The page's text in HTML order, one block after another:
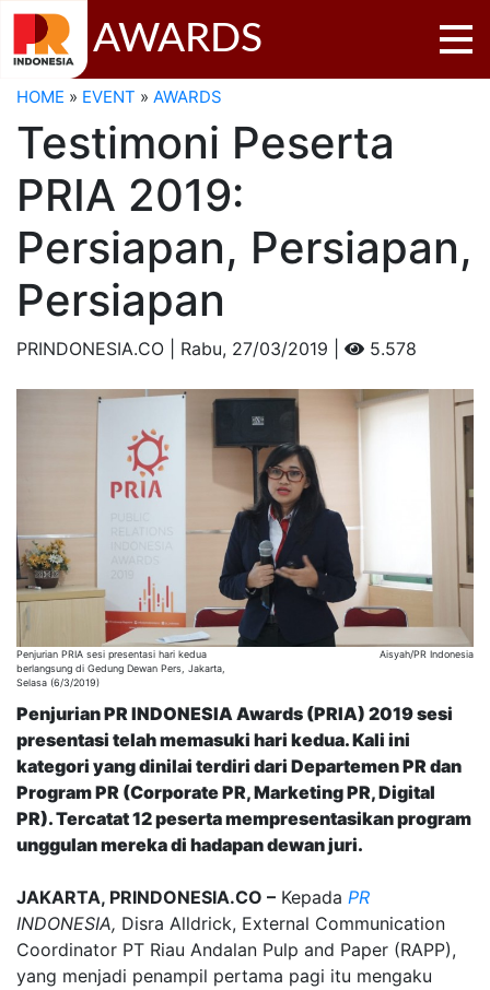
AWARDS
HOME » EVENT » AWARDS
Testimoni Peserta
PRIA 2019:
Persiapan, Persiapan,
Persiapan
PRINDONESIA.CO | Rabu, 27/03/2019 | 5.578
Penjurian PRIA sesi presentasi hari kedua
berlangsung di Gedung Dewan Pers, Jakarta,
Selasa (6/3/2019)
Aisyah/PR Indonesia
Penjurian PR INDONESIA Awards (PRIA) 2019 sesi
presentasi telah memasuki hari kedua. Kali ini
kategori yang dinilai terdiri dari Departemen PR dan
Program PR (Corporate PR, Marketing PR, Digital
PR). Tercatat 12 peserta mempresentasikan program
unggulan mereka di hadapan dewan juri.
JAKARTA, PRINDONESIA.CO – Kepada PR
INDONESIA, Disra Alldrick, External Communication
Coordinator PT Riau Andalan Pulp and Paper (RAPP),
yang menjadi penampil pertama pagi itu mengaku